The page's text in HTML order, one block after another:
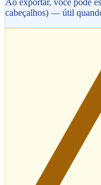
cabeçalhos) — útil